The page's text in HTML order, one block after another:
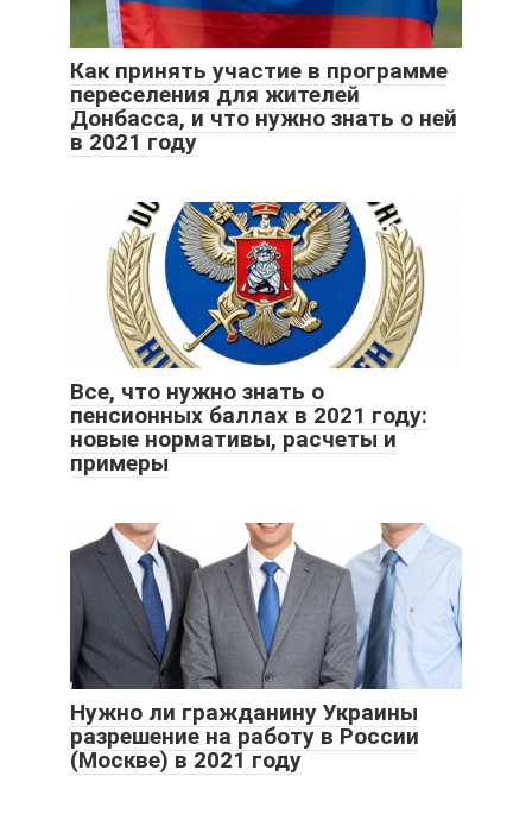
Как принять участие в программе
переселения для жителей
Донбасса, и что нужно знать о ней
в 2021 году
Все, что нужно знать о
пенсионных баллах в 2021 году:
новые нормативы, расчеты и
примеры
Нужно ли гражданину Украины
разрешение на работу в России
(Москве) в 2021 году